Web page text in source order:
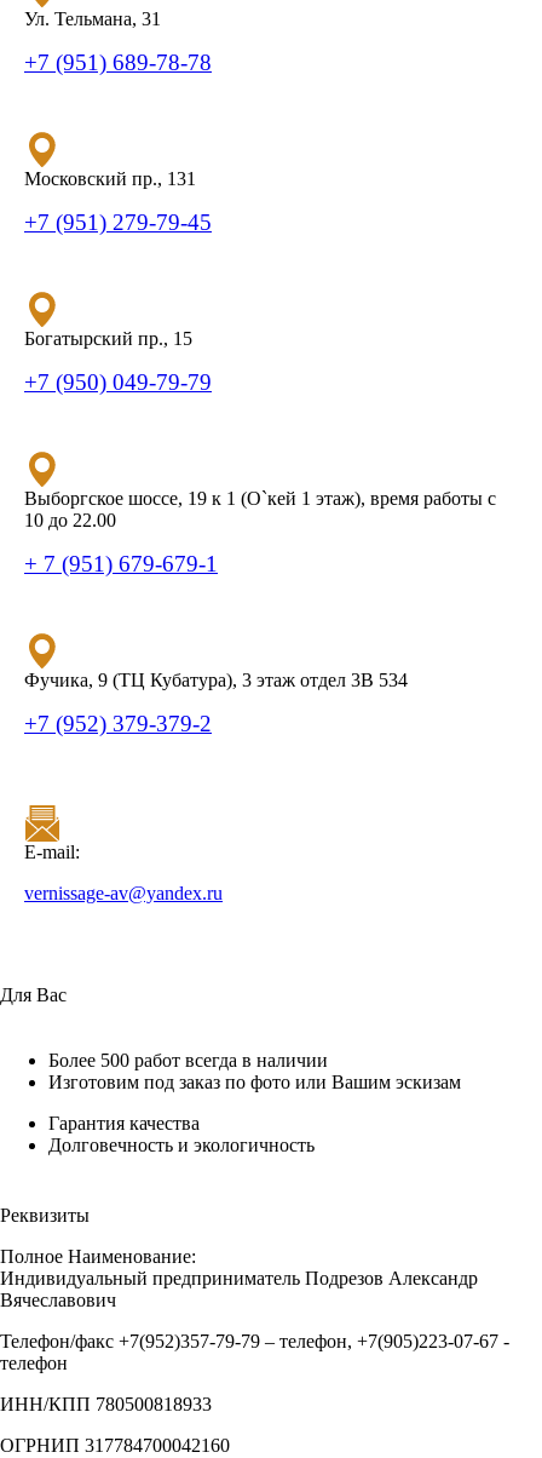
Ул. Тельмана, 31
+7 (951) 689-78-78
Московский пр., 131
+7 (951) 279-79-45
Богатырский пр., 15
+7 (950) 049-79-79
Выборгское шоссе, 19 к 1 (О`кей 1 этаж), время работы с
10 до 22.00
+ 7 (951) 679-679-1
Фучика, 9 (ТЦ Кубатура), 3 этаж отдел 3В 534
+7 (952) 379-379-2
E-mail:
vernissage-av@yandex.ru
Для Вас
Более 500 работ всегда в наличии
Изготовим под заказ по фото или Вашим эскизам
Гарантия качества
Долговечность и экологичность
Реквизиты
Полное Наименование:
Индивидуальный предприниматель Подрезов Александр
Вячеславович
Телефон/факс +7(952)357-79-79 – телефон, +7(905)223-07-67 -
телефон
ИНН/КПП 780500818933
ОГРНИП 317784700042160